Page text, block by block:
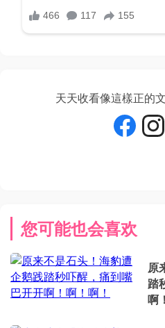
天天收看像這樣正的
您可能也会喜欢
原
踏
啊